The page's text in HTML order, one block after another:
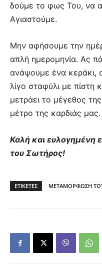
δούμε το φως Του, να
Αγιαστούμε.
Μην αφήσουμε την
απλή ημερομηνία. Ας
ανάψουμε ένα κεράκι,
λίγο σταφύλι με πίστη
μετράει το μέγεθος
μέτρο της καρδιάς μας.
Καλή και
του Σωτήρος!
ΕΤΙΚΕΤΕΣ ΜΕΤΑΜΟΡΦΩΣΗ